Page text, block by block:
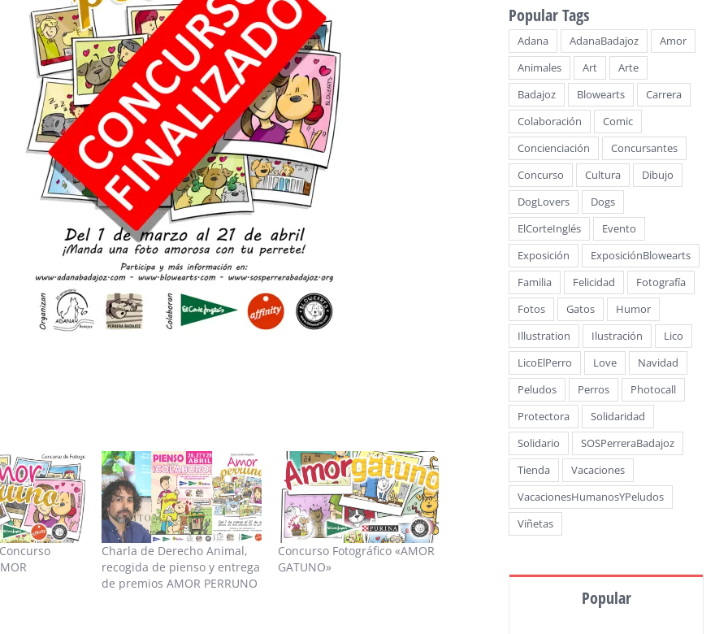
Charla de Derecho Animal,
recogida de pienso y entrega
de premios AMOR PERRUNO
Concurso Fotográfico «AMOR
GATUNO»
Popular Tags
Adana AdanaBadajoz
Amor
Animales
Art
Arte
Badajoz
Blowearts
Carrera
Colaboración
Comic
Concienciación
Concursantes
Concurso
Cultura
Dibujo
DogLovers
Dogs
ElCorteInglés
Evento
Exposición
ExposiciónBlowearts
Familia
Felicidad
Fotografía
Fotos
Gatos
Humor
Illustration
Ilustración
Lico
LicoElPerro
Love
Navidad
Peludos
Perros
Photocall
Protectora
Solidaridad
Solidario
SOSPerreraBadajoz
Tienda
Vacaciones
VacacionesHumanosYPeludos
Viñetas
Popular